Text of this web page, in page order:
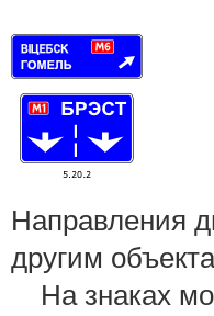
Направления
другим
На знаках